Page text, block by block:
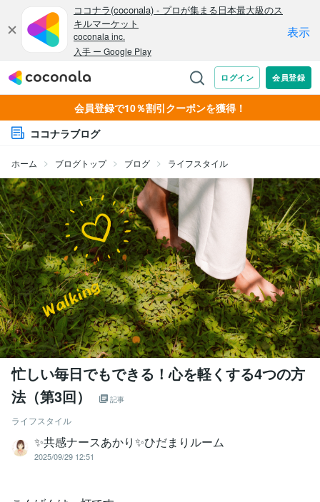
会員登録で10％割引クーポンを獲得！
ココナラブログ
ホーム ブログトップ ブログ ライフスタイル
忙しい毎日でもできる！心を軽くする4つの方
法（第3回）
記事
ライフスタイル
✨️共感ナースあかり✨️ひだまりルーム
2025/09/29 12:51